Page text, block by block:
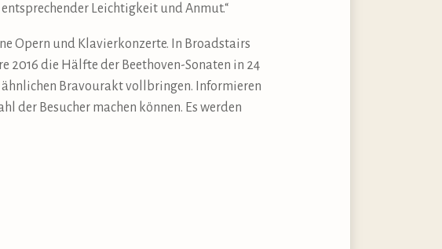
Leichtigkeit und Anmut.“
Opern und Klavierkonzerte. In Broadstairs
2016 die Hälfte der Beethoven-Sonaten in 24
Bravourakt vollbringen. Informieren
der Besucher machen können. Es werden